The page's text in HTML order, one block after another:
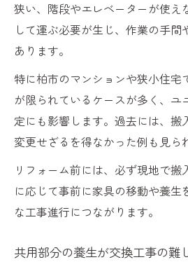
狭い、階段やエレベーターが使え
して運ぶ必要が生じ、作業の手
あります。
特に柏市のマンションや狭小住宅
が限られているケースが多く、ユ
定にも影響します。過去には、搬
変更せざるを得なかった例も見ら
リフォーム前には、必ず現地で搬
に応じて事前に家具の移動や養生
な工事進行につながります。
共用部分の養生が交換工事の難